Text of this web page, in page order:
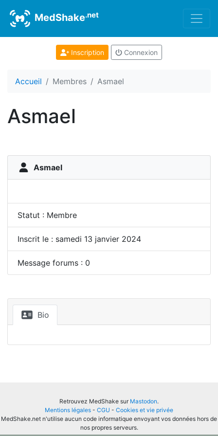
MedShake.net
Inscription Connexion
Accueil Membres Asmael
Asmael
Asmael
Statut : Membre
Inscrit le : samedi 13 janvier 2024
Message forums : 0
Bio
Retrouvez MedShake sur Mastodon.
Mentions légales - CGU - Cookies et vie privée
MedShake.net n'utilise aucun code informatique envoyant vos données hors de
nos propres serveurs.